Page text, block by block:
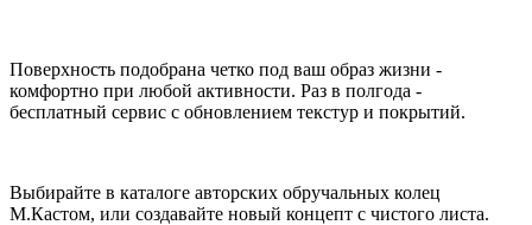
Поверхность подобрана четко под ваш образ жизни -
комфортно при любой активности. Раз в полгода -
бесплатный сервис с обновлением текстур и покрытий.
Выбирайте в каталоге авторских обручальных колец
М.Кастом, или создавайте новый концепт с чистого листа.